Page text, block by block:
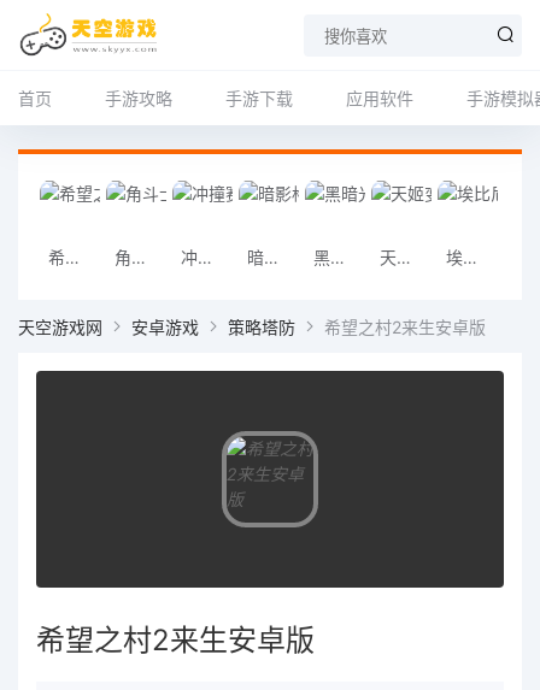
首页 手游攻略 手游下载 应用软件 手游模拟
希望之村2来生安卓版 角斗士罗马求生最新版 冲撞赛车2最新版 暗影格斗2官方正版 黑暗光年小米版 天姬变华为版 埃比尼泽与无形世界手机版
天空游戏网 安卓游戏 策略塔防 希望之村2来生安卓版
希望之村2来生安卓版